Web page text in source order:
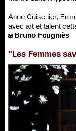
Anne Cuisenier,
avec art et talent
◙ Bruno Fougniès
"Les Femmes